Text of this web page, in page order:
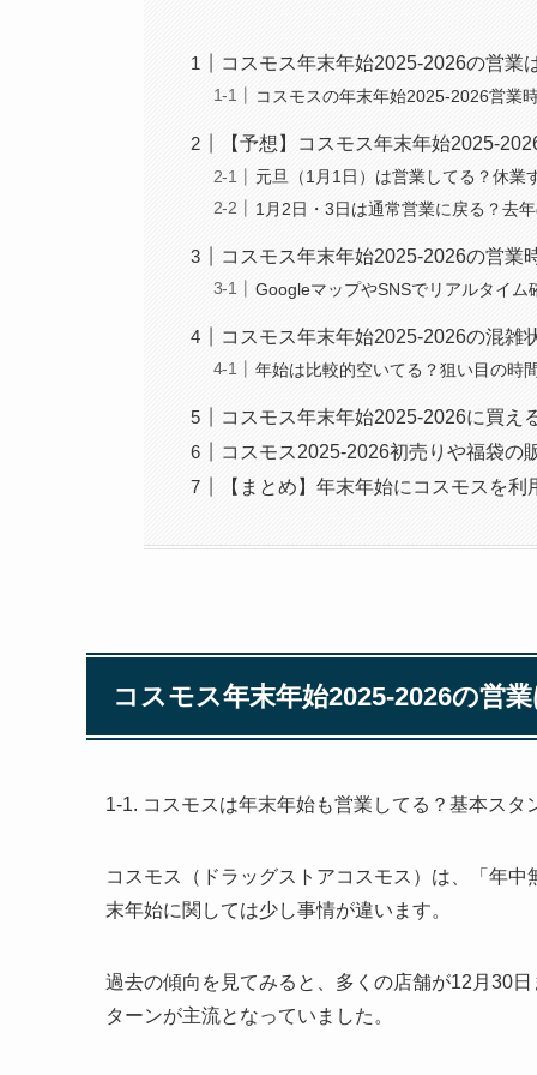
コスモス年末年始2025‑2026の営業
コスモスの年末年始2025‑2026営業
【予想】コスモス年末年始
元旦（1月1日）は営業してる？休業
1月2日・3日は通常営業に戻る？去
コスモス年末年始2025‑2026の営
GoogleマップやSNSでリアルタイム
コスモス年末年始2025‑2026の混雑
年始は比較的空いてる？狙い目の時
コスモス年末年始2025‑2026に買
コスモス2025-2026初売りや福袋の
【まとめ】年末年始にコスモスを
コスモス年末年始2025‑2026の営
1-1. コスモスは年末年始も営業してる？基本スタ
コスモス（ドラッグストアコスモス）は、「年
末年始に関しては少し事情が違います。
過去の傾向を見てみると、多くの店舗が12月30
ターンが主流となっていました。